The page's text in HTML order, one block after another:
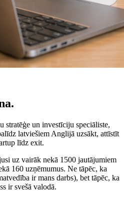
stratēģe un investīciju speciāliste,
latviešiem Anglijā uzsākt, attīstīt
līdz exit.
uz vairāk nekā 1500 jautājumiem
160 uzņēmumus. Ne tāpēc, ka
ir mans darbs), bet tāpēc, ka
ir svešā valodā.